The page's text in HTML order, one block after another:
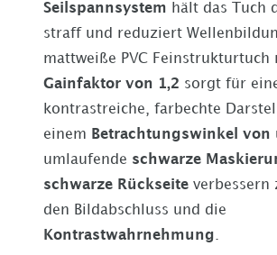
Seilspannsystem hält das Tuch
straff und reduziert
mattweiße PVC Feinstrukturtuch
Gainfaktor von 1,2 sorgt für
kontrastreiche, farbechte
einem Betrachtungswinkel von
umlaufende schwarze
schwarze Rückseite verbessern
den Bildabschluss und die
Kontrastwahrnehmung